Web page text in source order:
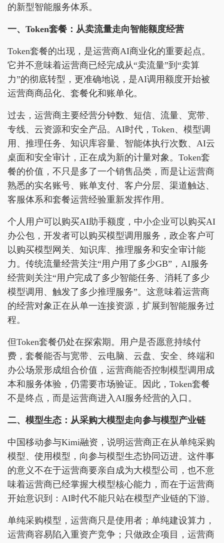
的新型智能服务体系。
一、Token套餐：从卖流量走向智能额度经营
Token套餐的出现，是运营商AI商业化的重要起点。
它并不意味着运营商已经完成从“卖流量”到“卖算
力”的彻底转型，更准确地说，是AI调用额度开始被
运营商商品化、套餐化和账单化。
过去，运营商主要经营分钟数、短信、流量、宽带、
专线、云资源和安全产品。AI时代，Token、模型调
用、推理任务、知识库容量、智能体执行次数、AI云
桌面和安全审计，正在成为新的计量对象。Token套
餐的价值，不只是多了一个销售品类，而是让运营商
熟悉的实名账号、账单支付、客户分层、渠道触达、
客服体系和套餐运营经验重新发挥作用。
个人用户可以购买AI助手额度，中小企业可以购买AI
办公包，开发者可以购买模型调用服务，政企客户可
以购买模型网关、知识库、推理服务和安全审计能
力。传统流量经营关注“用户用了多少GB”，AI服务
经营则关注“用户完成了多少智能任务、消耗了多少
模型调用、触发了多少推理服务”。这意味着运营商
的经营对象正在从单一连接资源，扩展到智能服务过
程。
但Token套餐仍处在探索期。用户是否愿意持续付
费，套餐能否与宽带、云电脑、云盘、安全、终端和
办公场景形成组合价值，运营商能否控制模型调用成
本和服务体验，仍需要市场验证。因此，Token套餐
不是终点，而是运营商进入AI服务经营的入口。
二、模型生态：从采购大模型走向参与模型产业链
中国移动参与Kimi融资，说明运营商正在从单纯采购
模型、使用模型，向参与模型生态协同迈进。这件事
的意义不在于运营商要亲自成为大模型公司，也不意
味着运营商已经掌握大模型核心能力，而在于运营商
开始意识到：AI时代不能只站在模型产业链的下游。
单纯采购模型，运营商只是使用者；单纯建设算力，
运营商容易陷入重资产竞争；只做政企项目，运营商